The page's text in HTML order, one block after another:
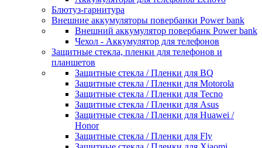
Блютуз-гарнитура
Внешние аккумуляторы повербанки Power bank
Внешний аккумулятор повербанк Power bank
Чехол - Аккумулятор для телефонов
Защитные стекла, пленки для телефонов и
планшетов
Защитные стекла / Пленки для BQ
Защитные стекла / Пленки для Motorola
Защитные стекла / Пленки для Tecno
Защитные стекла / Пленки для Asus
Защитные стекла / Пленки для Huawei /
Honor
Защитные стекла / Пленки для Fly